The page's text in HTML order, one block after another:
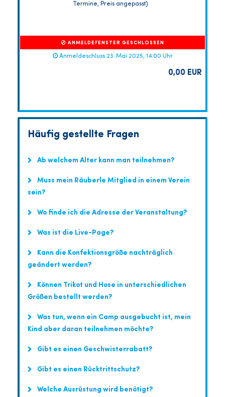
Termine, Preis angepasst)
ANMELDEFENSTER GESCHLOSSEN
Anmeldeschluss 23. Mai 2025, 14:00 Uhr
0,00 EUR
Häufig gestellte Fragen
Ab welchem Alter kann man teilnehmen?
Muss mein Räuberle Mitglied in einem Verein
sein?
Wo finde ich die Adresse der Veranstaltung?
Was ist die Live-Page?
Kann die Konfektionsgröße nachträglich
geändert werden?
Können Trikot und Hose in unterschiedlichen
Größen bestellt werden?
Was tun, wenn ein Camp ausgebucht ist, mein
Kind aber daran teilnehmen möchte?
Gibt es einen Geschwisterrabatt?
Gibt es einen Rücktrittschutz?
Welche Ausrüstung wird benötigt?